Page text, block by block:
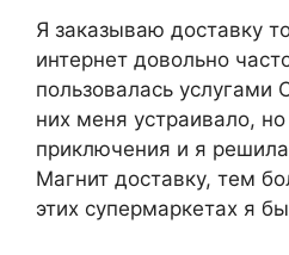
Я заказываю доставку
интернет довольно
пользовалась услугами
них меня устраивало,
приключения и я
Магнит доставку, тем
этих супермаркетах я